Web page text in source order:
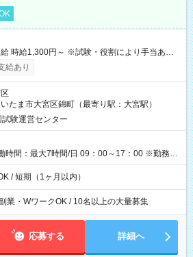
当あり
昇給あり 【即給（前払い）オプションあ
る場合、勤務から1週間ほどで給与の一部を受け
試験 8:30～17:30（休憩1時間） 時給1,300円
円＋交通費 ※当日の役割により時給＋100
国家試験 7:00～13:30（休憩なし） 時給1,300
円）×6時間＝日収8,400円＋交通費 【試用期
給あり
たま市大宮区錦町（最寄り駅：大宮駅）
験運営センター
時間：最大7時間/日 09：00～17：00 ※勤務時
異なります。
/ 短期（1ヶ月以内）
業・WワークOK / 10名以上の大量募集
応募する 詳細へ